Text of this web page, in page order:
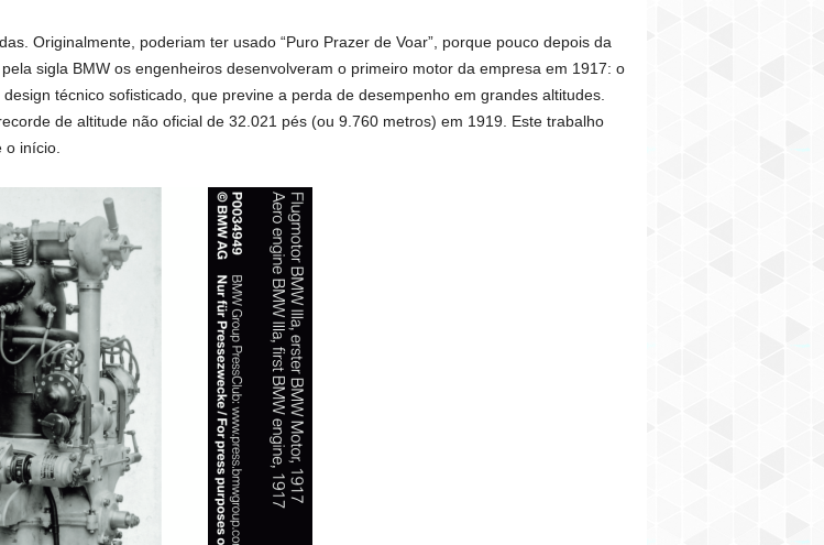
Originalmente, poderiam ter usado “Puro Prazer de Voar”, porque pouco depois da
sigla BMW os engenheiros desenvolveram o primeiro motor da empresa em 1917: o
técnico sofisticado, que previne a perda de desempenho em grandes altitudes.
de altitude não oficial de 32.021 pés (ou 9.760 metros) em 1919. Este trabalho
início.